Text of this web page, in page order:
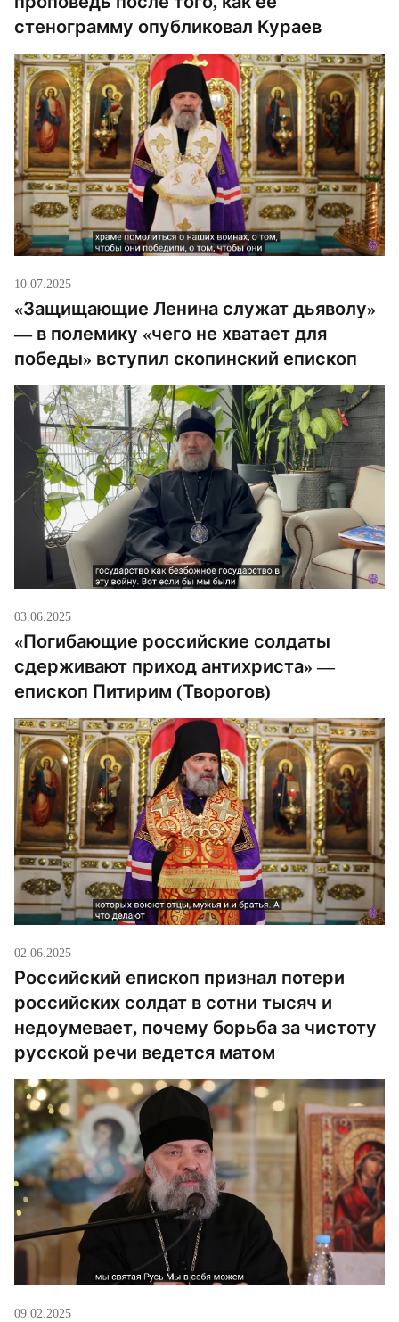
стенограмму опубликовал Кураев
10.07.2025
«Защищающие Ленина служат дьяволу»
— в полемику «чего не хватает для
победы» вступил скопинский епископ
03.06.2025
«Погибающие российские солдаты
сдерживают приход антихриста» —
епископ Питирим (Творогов)
02.06.2025
Российский епископ признал потери
российских солдат в сотни тысяч и
недоумевает, почему борьба за чистоту
русской речи ведется матом
09.02.2025